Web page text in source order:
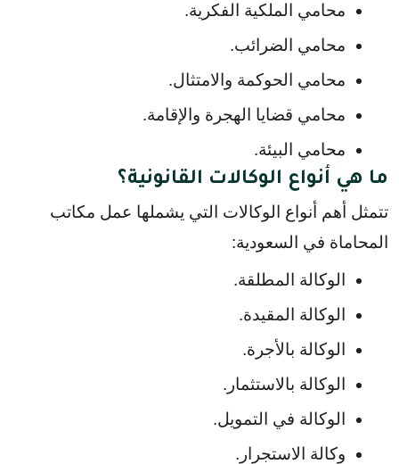
محامي الملكية الفكرية.
محامي الضرائب.
محامي الحوكمة والامتثال.
محامي قضايا الهجرة والإقامة.
محامي البيئة.
ما هي أنواع الوكالات القانونية؟
المحاماة في السعودية:
الوكالة المطلقة.
الوكالة المقيدة.
الوكالة بالأجرة.
الوكالة بالاستثمار.
الوكالة في التمويل.
وكالة الاستجرار.